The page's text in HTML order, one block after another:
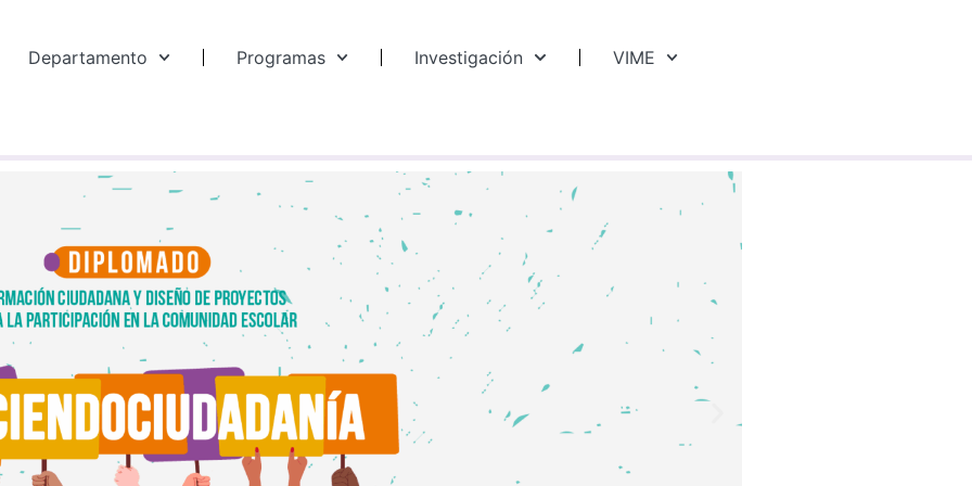
Departamento Programas Investigación VIME